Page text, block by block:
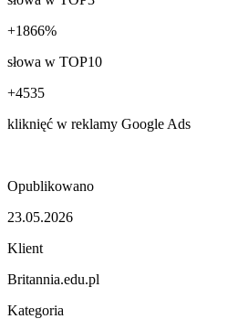
+1866%
słowa w TOP10
+4535
kliknięć w reklamy Google Ads
Opublikowano
23.05.2026
Klient
Britannia.edu.pl
Kategoria